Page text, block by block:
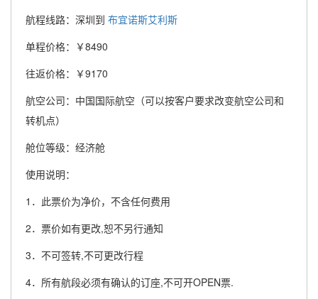
航程线路：深圳到 布宜诺斯艾利斯
单程价格：￥8490
往返价格：￥9170
航空公司：中国国际航空（可以按客户要求改变航空公司和
转机点）
舱位等级：经济舱
使用说明：
1．此票价为净价，不含任何费用
2．票价如有更改,恕不另行通知
3．不可签转,不可更改行程
4．所有航段必须有确认的订座,不可开OPEN票.